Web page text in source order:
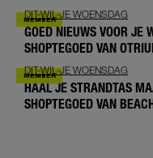
DIT-WIL-JE WOENSDAG
GOED NIEUWS VOOR
SHOPTEGOED VAN
DIT-WIL-JE WOENSDAG
HAAL JE STRANDTAS
SHOPTEGOED VAN